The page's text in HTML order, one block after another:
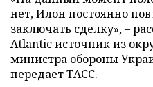
нет, Илон постоянно
заключать сделку», –
Atlanticисточник из
министра обороны
передаетТАСС.